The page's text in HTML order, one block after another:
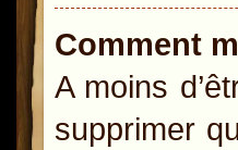
Comment
A moins
supprimer